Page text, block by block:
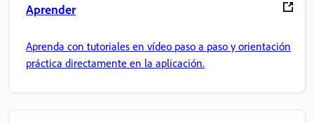
Aprender
Aprenda con tutoriales en vídeo paso a paso y orientación
práctica directamente en la aplicación.